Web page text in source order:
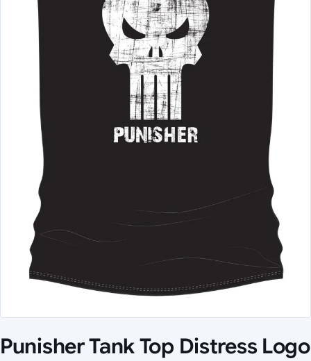
Punisher Tank Top Distress Logo